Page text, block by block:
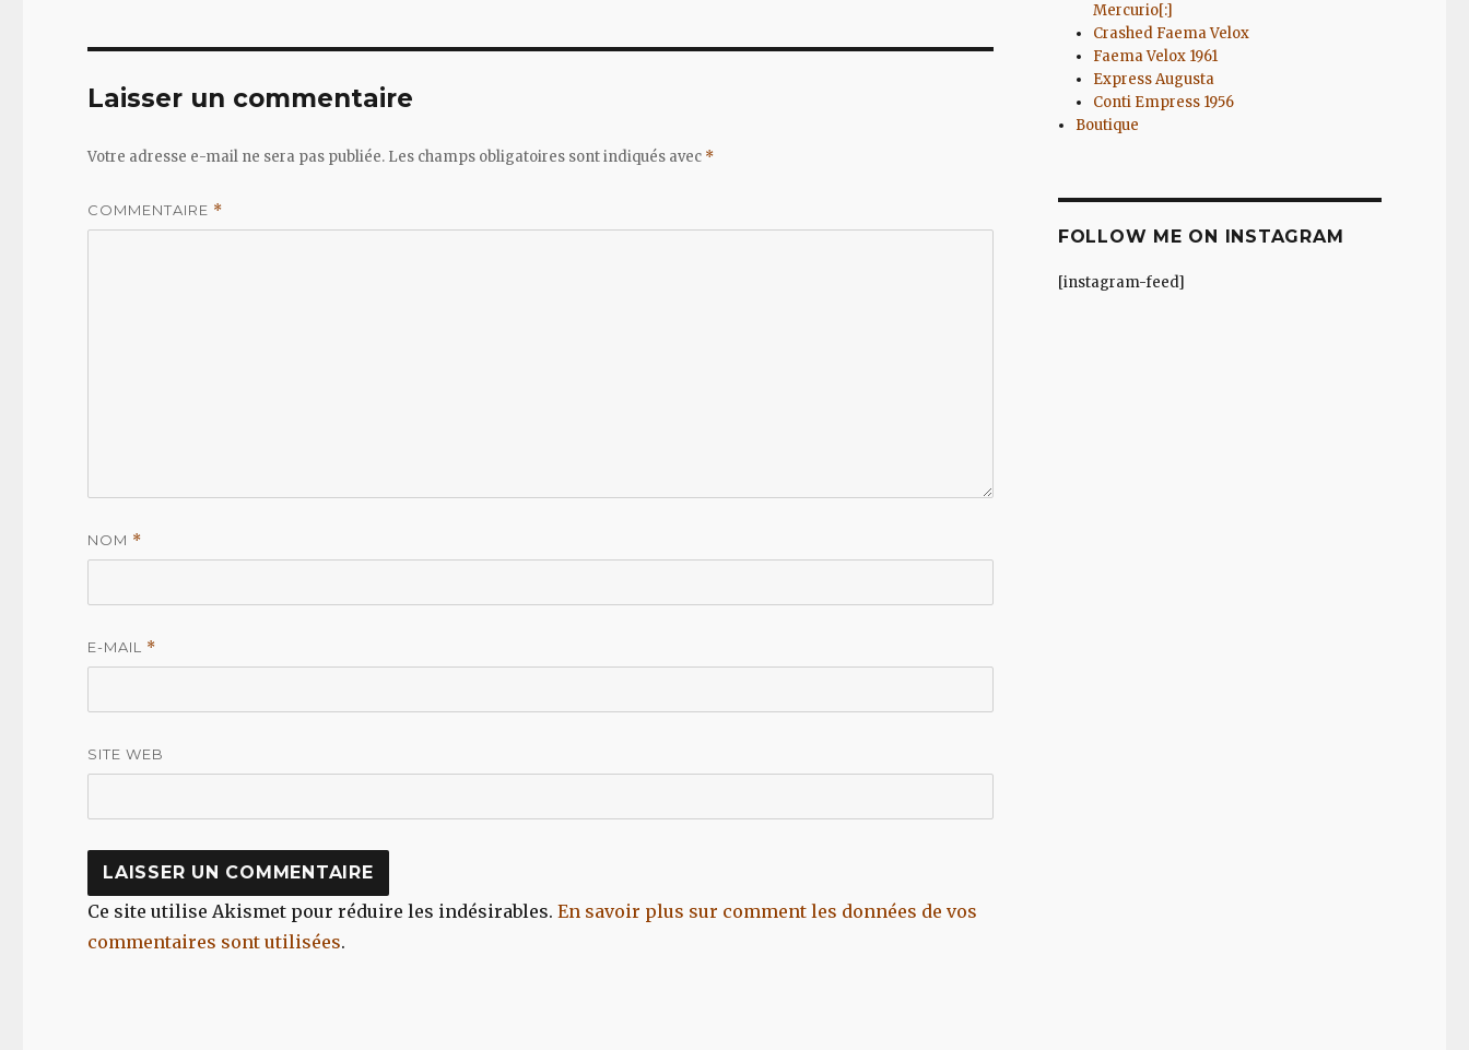
Laisser un commentaire
Votre adresse e-mail ne sera pas publiée. Les champs obligatoires sont indiqués avec *
COMMENTAIRE *
NOM *
E-MAIL *
SITE WEB
Ce site utilise Akismet pour réduire les indésirables.En savoir plus sur comment les données de vos
commentaires sont utilisées.
Mercurio[:]
Crashed Faema Velox
Faema Velox 1961
Express Augusta
Conti Empress 1956
Boutique
FOLLOW ME ON INSTAGRAM
[instagram-feed]